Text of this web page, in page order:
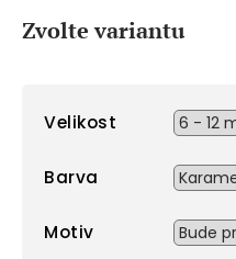
Zvolte variantu
Velikost
Barva
Motiv